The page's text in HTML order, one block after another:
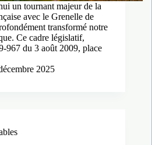
un tournant majeur de la
avec le Grenelle de
transformé notre
Ce cadre législatif,
967 du 3 août 2009, place
2025